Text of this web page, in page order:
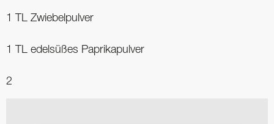
1 TL Zwiebelpulver
1 TL edelsüßes Paprikapulver
2